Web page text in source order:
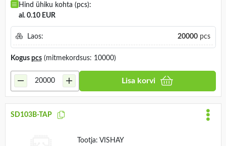
Hind ühiku kohta (pcs):
al. 0.10 EUR
Laos: 20000pcs
Kogus pcs(mitmekordsus: 10000)
Lisa korvi
SD103B-TAP
Tootja: VISHAY